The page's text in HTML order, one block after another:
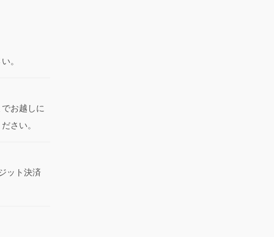
。
お越しに
さい。
ット決済